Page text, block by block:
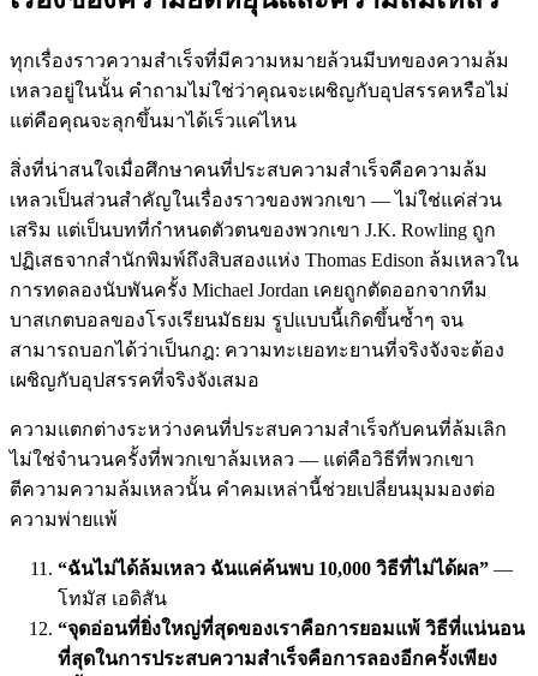
ทุกเรื่องราวความสำเร็จที่มีความหมายล้วนมีบทของความล้ม
เหลวอยู่ในนั้น คำถามไม่ใช่ว่าคุณจะเผชิญกับอุปสรรคหรือไม่
แต่คือคุณจะลุกขึ้นมาได้เร็วแค่ไหน
สิ่งที่น่าสนใจเมื่อศึกษาคนที่ประสบความสำเร็จคือความล้ม
เหลวเป็นส่วนสำคัญในเรื่องราวของพวกเขา — ไม่ใช่แค่ส่วน
เสริม แต่เป็นบทที่กำหนดตัวตนของพวกเขา J.K. Rowling ถูก
ปฏิเสธจากสำนักพิมพ์ถึงสิบสองแห่ง Thomas Edison ล้มเหลวใน
การทดลองนับพันครั้ง Michael Jordan เคยถูกตัดออกจากทีม
บาสเกตบอลของโรงเรียนมัธยม รูปแบบนี้เกิดขึ้นซ้ำๆ จน
สามารถบอกได้ว่าเป็นกฎ: ความทะเยอทะยานที่จริงจังจะต้อง
เผชิญกับอุปสรรคที่จริงจังเสมอ
ความแตกต่างระหว่างคนที่ประสบความสำเร็จกับคนที่ล้มเลิก
ไม่ใช่จำนวนครั้งที่พวกเขาล้มเหลว — แต่คือวิธีที่พวกเขา
ตีความความล้มเหลวนั้น คำคมเหล่านี้ช่วยเปลี่ยนมุมมองต่อ
ความพ่ายแพ้
“ฉันไม่ได้ล้มเหลว ฉันแค่ค้นพบ 10,000 วิธีที่ไม่ได้ผล” —
โทมัส เอดิสัน
“จุดอ่อนที่ยิ่งใหญ่ที่สุดของเราคือการยอมแพ้ วิธีที่แน่นอน
ที่สุดในการประสบความสำเร็จคือการลองอีกครั้งเพียง